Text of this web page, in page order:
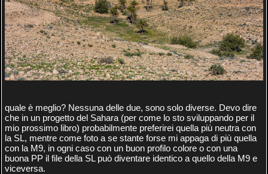
quale è meglio? Nessuna delle due, sono solo diverse. Devo dire
che in un progetto del Sahara (per come lo sto sviluppando per il
mio prossimo libro) probabilmente preferirei quella più neutra con
la SL, mentre come foto a se stante forse mi appaga di più quella
con la M9, in ogni caso con un buon profilo colore o con una
buona PP il file della SL può diventare identico a quello della M9 e
viceversa.